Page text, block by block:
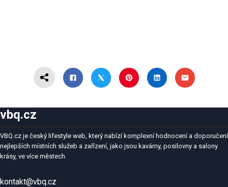
vbq.cz
VBQ.cz je český lifestyle web, který nabízí komplexní hodnocení a doporučení
nejlepších místních služeb a zařízení, jako jsou kavárny, posilovny a salony
krásy, ve více městech.
kontakt@vbq.cz